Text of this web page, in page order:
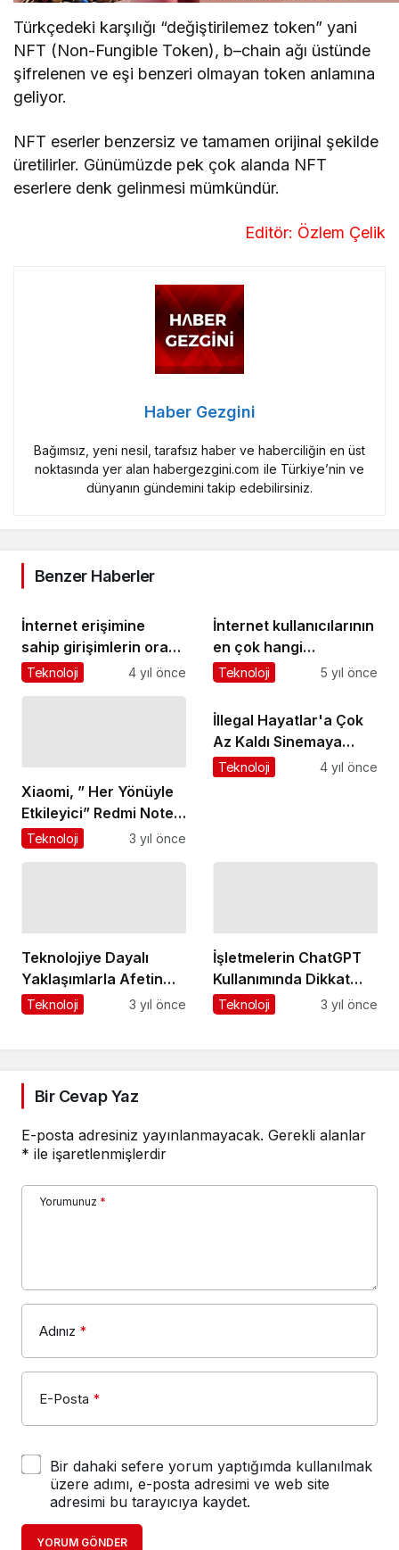
Türkçedeki karşılığı “değiştirilemez token” yani
NFT (Non-Fungible Token), b–chain ağı üstünde
şifrelenen ve eşi benzeri olmayan token anlamına
geliyor.
NFT eserler benzersiz ve tamamen orijinal şekilde
üretilirler. Günümüzde pek çok alanda NFT
eserlere denk gelinmesi mümkündür.
Editör: Özlem Çelik
Haber Gezgini
Bağımsız, yeni nesil, tarafsız haber ve haberciliğin en üst
noktasında yer alan habergezgini.com ile Türkiye’nin ve
dünyanın gündemini takip edebilirsiniz.
Benzer Haberler
İnternet erişimine
sahip girişimlerin oranı
yüzde 96,0 oldu
Teknoloji 4 yıl önce
İnternet kullanıcılarının
en çok hangi
platformlarla veya
endişeleri var?
Teknoloji 5 yıl önce
Xiaomi, ” Her Yönüyle
Etkileyici” Redmi Note
12 Serisini Türkiye'de
Teknoloji 3 yıl önce
İllegal Hayatlar'a Çok
Az Kaldı Sinemaya
Koşacağız!
Teknoloji 4 yıl önce
Teknolojiye Dayalı
Yaklaşımlarla Afetin
Etkilerinin
Teknoloji 3 yıl önce
İşletmelerin ChatGPT
Kullanımında Dikkat
Etmesi Gereken Dört
Teknoloji 3 yıl önce
Bir Cevap Yaz
E-posta adresiniz yayınlanmayacak. Gerekli alanlar
* ile işaretlenmişlerdir
Yorumunuz *
Adınız *
E-Posta *
Bir dahaki sefere yorum yaptığımda kullanılmak
üzere adımı, e-posta adresimi ve web site
adresimi bu tarayıcıya kaydet.
YORUM GÖNDER